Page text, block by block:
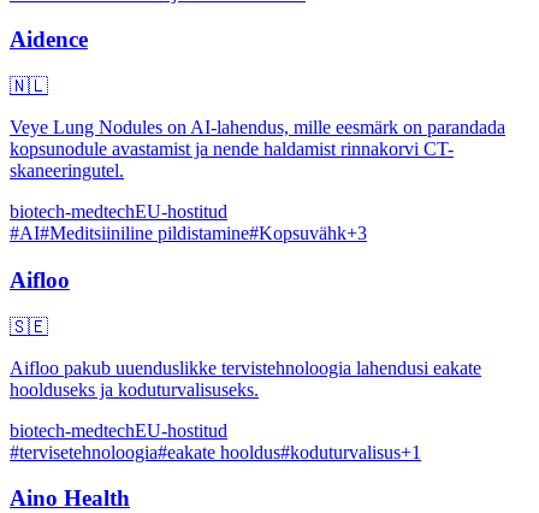
Aidence
🇳🇱
Veye Lung Nodules on AI-lahendus, mille eesmärk on parandada
kopsunodule avastamist ja nende haldamist rinnakorvi CT-
skaneeringutel.
biotech-medtechEU-hostitud
#AI#Meditsiiniline pildistamine#Kopsuvähk+3
Aifloo
🇸🇪
Aifloo pakub uuenduslikke tervistehnoloogia lahendusi eakate
hoolduseks ja koduturvalisuseks.
biotech-medtechEU-hostitud
#tervisetehnoloogia#eakate hooldus#koduturvalisus+1
Aino Health